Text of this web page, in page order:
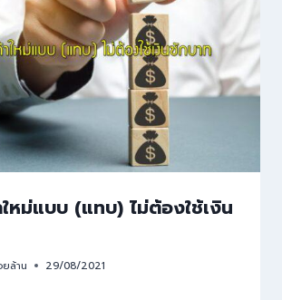
หม่แบบ (แทบ) ไม่ต้องใช้เงิน
ยล้าน 29/08/2021